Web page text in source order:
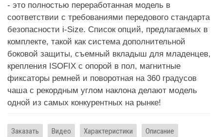
- это полностью переработанная модель в
соответствии с требованиями передового стандарта
безопасности i-Size. Список опций, предлагаемых в
комплекте, такой как система дополнительной
боковой защиты, съемный вкладыш для младенцев,
крепления ISOFIX с опорой в пол, магнитные
фиксаторы ремней и поворотная на 360 градусов
чаша с рекордным углом наклона делают модель
одной из самых конкурентных на рынке!
Заказать Видео Характеристики Описание